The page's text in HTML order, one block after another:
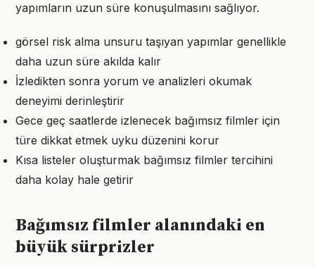
yapımların uzun süre konuşulmasını sağlıyor.
görsel risk alma unsuru taşıyan yapımlar genellikle
daha uzun süre akılda kalır
İzledikten sonra yorum ve analizleri okumak
deneyimi derinleştirir
Gece geç saatlerde izlenecek bağımsız filmler için
türe dikkat etmek uyku düzenini korur
Kısa listeler oluşturmak bağımsız filmler tercihini
daha kolay hale getirir
Bağımsız filmler alanındaki en
büyük sürprizler